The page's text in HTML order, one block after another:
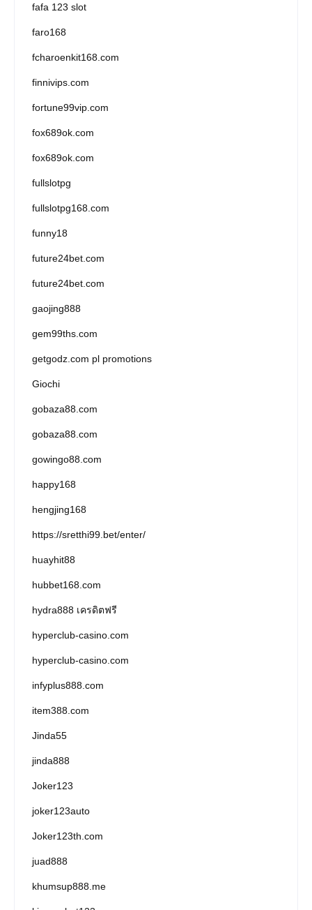
fafa 123 slot
faro168
fcharoenkit168.com
finnivips.com
fortune99vip.com
fox689ok.com
fox689ok.com
fullslotpg
fullslotpg168.com
funny18
future24bet.com
future24bet.com
gaojing888
gem99ths.com
getgodz.com pl promotions
Giochi
gobaza88.com
gobaza88.com
gowingo88.com
happy168
hengjing168
https://sretthi99.bet/enter/
huayhit88
hubbet168.com
hydra888 เครดิตฟรี
hyperclub-casino.com
hyperclub-casino.com
infyplus888.com
item388.com
Jinda55
jinda888
Joker123
joker123auto
Joker123th.com
juad888
khumsup888.me